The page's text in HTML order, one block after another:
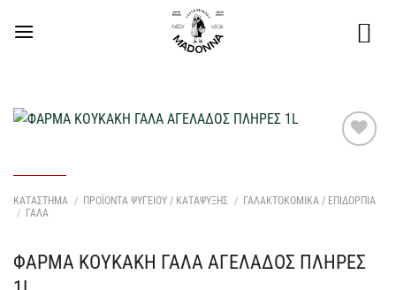
στο
Επιθυμιών
ΚΑΤΑΣΤΗΜΑ / ΠΡΟΪΟΝΤΑ ΨΥΓΕΙΟΥ / ΚΑΤΑΨΥΞΗΣ / ΓΑΛΑΚΤΟΚΟΜΙΚΑ / ΕΠΙΔΟΡΠΙΑ
/
ΓΑΛΑ
ΦΑΡΜΑ ΚΟΥΚΑΚΗ ΓΑΛΑ ΑΓΕΛΑΔΟΣ ΠΛΗΡΕΣ